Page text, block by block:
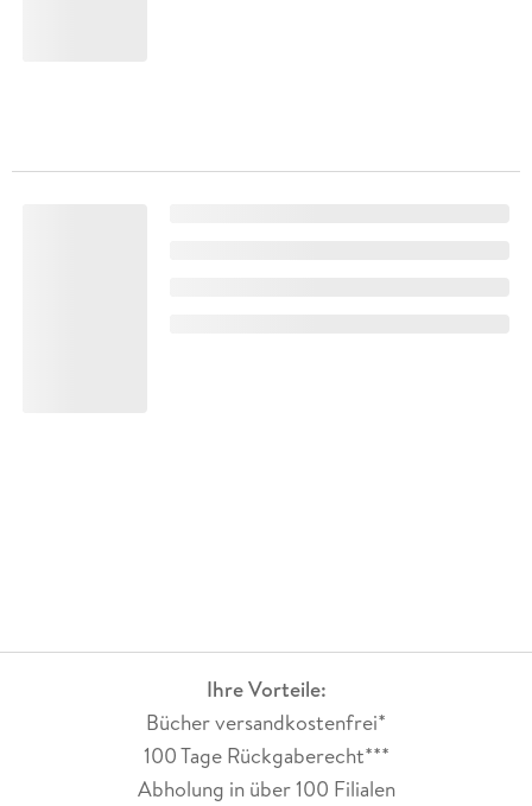
Ihre Vorteile:
Bücher versandkostenfrei*
100 Tage Rückgaberecht***
Abholung in über 100 Filialen